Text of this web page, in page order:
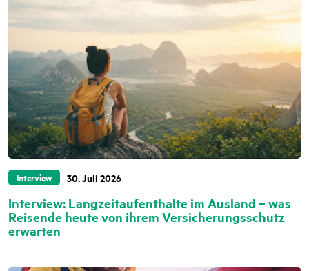
Interview 30. Juli 2026
Interview: Langzeitaufenthalte im Ausland – was
Reisende heute von ihrem Versicherungsschutz
erwarten